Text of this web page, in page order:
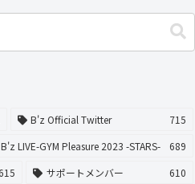
B'z Official Twitter
715
B'z LIVE-GYM Pleasure 2023 -STARS-
689
サポートメンバー
610